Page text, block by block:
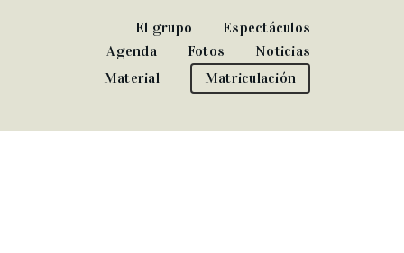
El grupo
Espectáculos
Agenda
Fotos
Noticias
Material
Matriculación